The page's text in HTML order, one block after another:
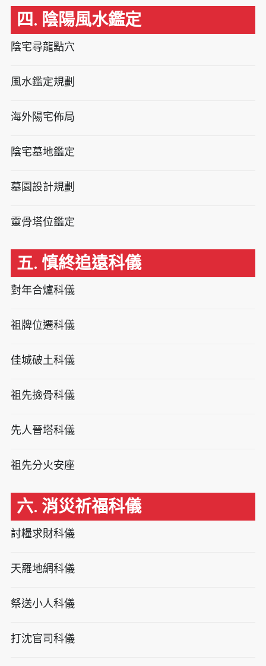
四. 陰陽風水鑑定
陰宅尋龍點穴
風水鑑定規劃
海外陽宅佈局
陰宅墓地鑑定
墓園設計規劃
靈骨塔位鑑定
五. 慎終追遠科儀
對年合爐科儀
祖牌位遷科儀
佳城破土科儀
祖先撿骨科儀
先人晉塔科儀
祖先分火安座
六. 消災祈福科儀
討糧求財科儀
天羅地網科儀
祭送小人科儀
打沈官司科儀